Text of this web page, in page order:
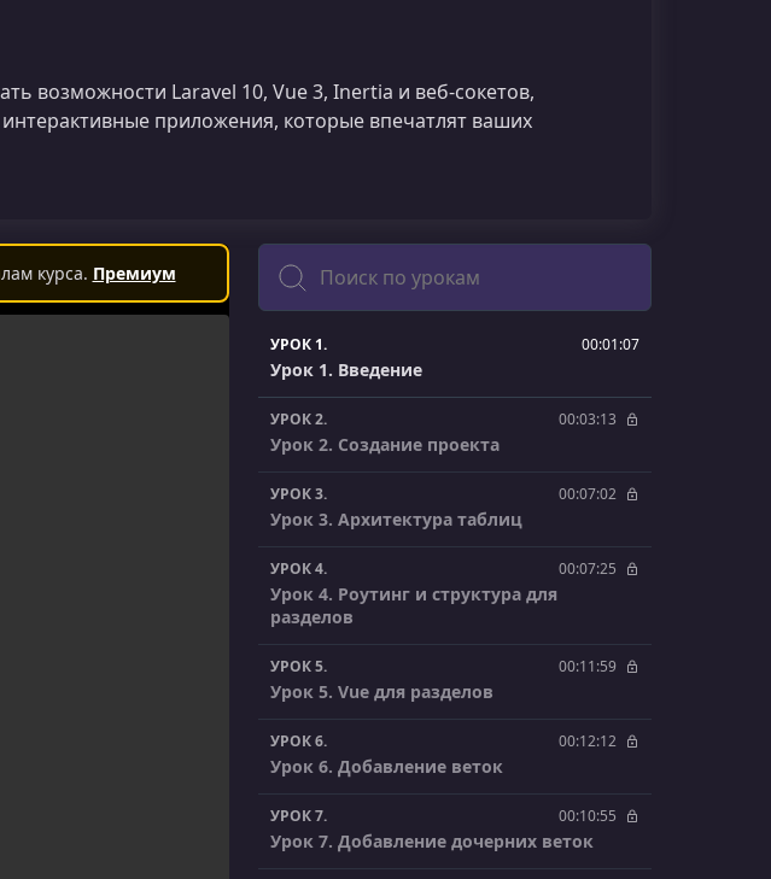
возможности Laravel 10, Vue 3, Inertia и веб‑сокетов,
приложения, которые впечатлят ваших
курса. Премиум
Поиск
УРОК 1. 00:01:07
Урок 1. Введение
УРОК 2. 00:03:13
Урок 2. Создание проекта
УРОК 3. 00:07:02
Урок 3. Архитектура таблиц
УРОК 4. 00:07:25
Урок 4. Роутинг и структура для
разделов
УРОК 5. 00:11:59
Урок 5. Vue для разделов
УРОК 6. 00:12:12
Урок 6. Добавление веток
УРОК 7. 00:10:55
Урок 7. Добавление дочерних веток